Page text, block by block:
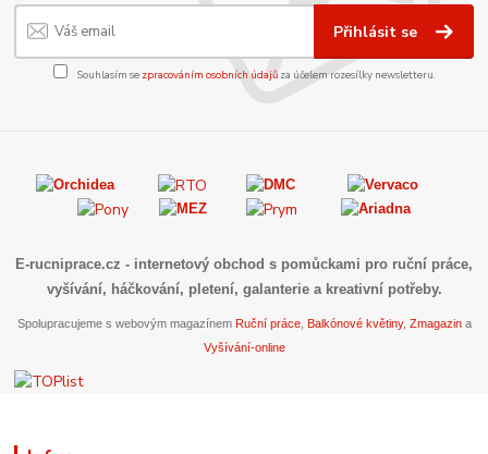
Přihlásit se
Souhlasím se zpracováním osobních údajůza účelem rozesílky newsletteru.
E-rucniprace.cz - internetový obchod s pomůckami pro ruční práce,
vyšívání, háčkování, pletení, galanterie a kreativní potřeby.
Spolupracujeme s webovým magazínem Ruční práce, Balkónové květiny, Zmagazina
Vyšívání-online